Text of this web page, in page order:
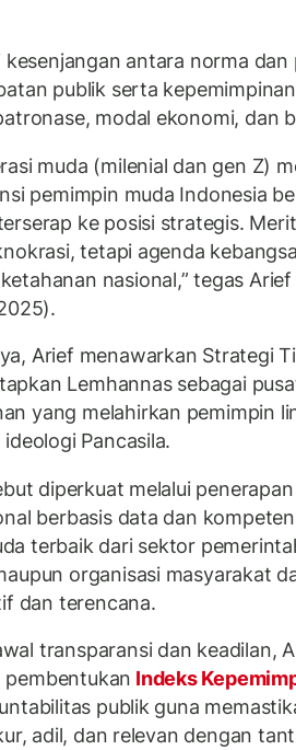
kesenjangan antara norma dan
publik serta
modal ekonomi, dan
muda (milenial dan gen Z)
pemimpin muda Indonesia
ke posisi strategis.
tetapi agenda
nasional,” tegas
Arief menawarkan Strategi
Lemhannas sebagai
yang melahirkan pemimpin
Pancasila.
diperkuat melalui
berbasis data dan
terbaik dari sektor
organisasi masyarakat
dan terencana.
transparansi dan keadilan,
pembentukan Indeks
publik guna
adil, dan relevan dengan